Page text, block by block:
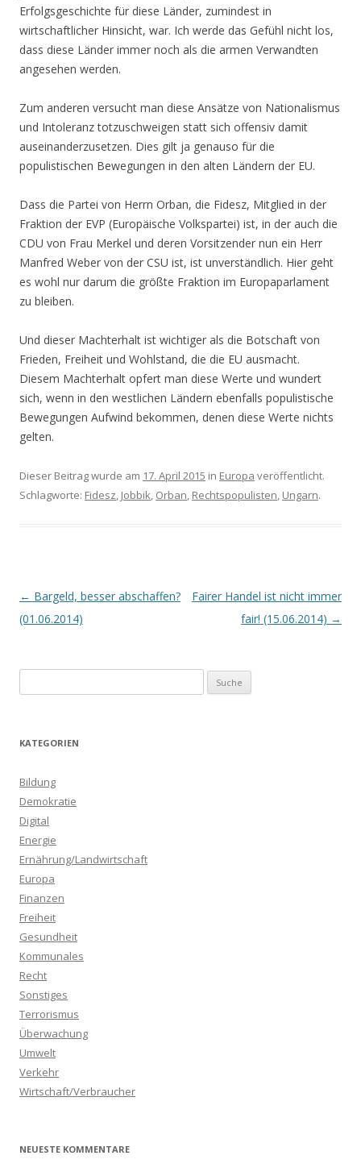
Erfolgsgeschichte für diese Länder, zumindest in
wirtschaftlicher Hinsicht, war. Ich werde das Gefühl nicht los,
dass diese Länder immer noch als die armen Verwandten
angesehen werden.
Zum anderen versucht man diese Ansätze von Nationalismus
und Intoleranz totzuschweigen statt sich offensiv damit
auseinanderzusetzen. Dies gilt ja genauso für die
populistischen Bewegungen in den alten Ländern der EU.
Dass die Partei von Herrn Orban, die Fidesz, Mitglied in der
Fraktion der EVP (Europäische Volkspartei) ist, in der auch die
CDU von Frau Merkel und deren Vorsitzender nun ein Herr
Manfred Weber von der CSU ist, ist unverständlich. Hier geht
es wohl nur darum die größte Fraktion im Europaparlament
zu bleiben.
Und dieser Machterhalt ist wichtiger als die Botschaft von
Frieden, Freiheit und Wohlstand, die die EU ausmacht.
Diesem Machterhalt opfert man diese Werte und wundert
sich, wenn in den westlichen Ländern ebenfalls populistische
Bewegungen Aufwind bekommen, denen diese Werte nichts
gelten.
Dieser Beitrag wurde am 17. April 2015 in Europa veröffentlicht.
Schlagworte: Fidesz, Jobbik, Orban, Rechtspopulisten, Ungarn.
Beitrags-
Navigation
← Bargeld, besser abschaffen?
(01.06.2014)
Fairer Handel ist nicht immer
fair! (15.06.2014) →
u
h
n
a
c
h
:
KATEGORIEN
Bildung
Demokratie
Digital
Energie
Ernährung/Landwirtschaft
Europa
Finanzen
Freiheit
Gesundheit
Kommunales
Recht
Sonstiges
Terrorismus
Überwachung
Umwelt
Verkehr
Wirtschaft/Verbraucher
NEUESTE KOMMENTARE